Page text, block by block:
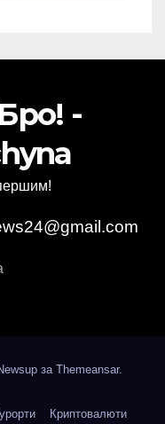
-
за Themeansar.
Криптовалюти